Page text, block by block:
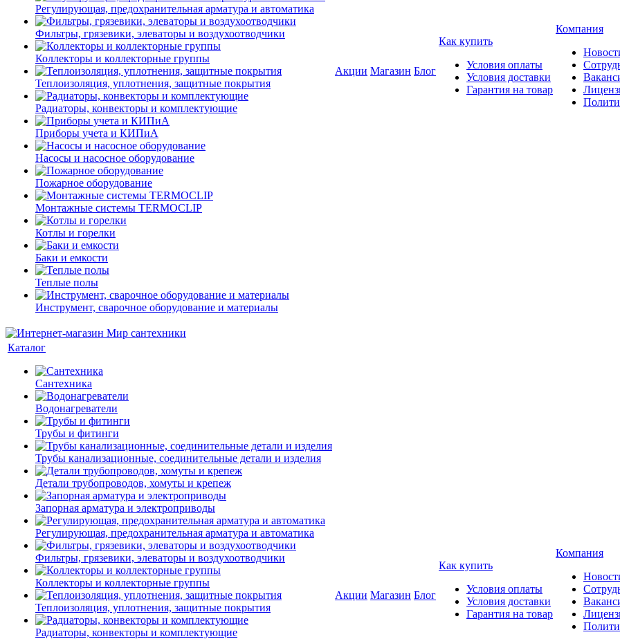
Регулирующая, предохранительная арматура и автоматика
Фильтры, грязевики, элеваторы и воздухоотводчики
Коллекторы и коллекторные группы
Теплоизоляция, уплотнения, защитные покрытия
Радиаторы, конвекторы и комплектующие
Приборы учета и КИПиА
Насосы и насосное оборудование
Пожарное оборудование
Монтажные системы TERMOCLIP
Котлы и горелки
Баки и емкости
Теплые полы
Инструмент, сварочное оборудование и материалы
Акции Магазин Блог
Как купить
Условия оплаты
Условия доставки
Гарантия на товар
Компания
Каталог
Сантехника
Водонагреватели
Трубы и фитинги
Трубы канализационные, соединительные детали и изделия
Детали трубопроводов, хомуты и крепеж
Запорная арматура и электроприводы
Регулирующая, предохранительная арматура и автоматика
Фильтры, грязевики, элеваторы и воздухоотводчики
Коллекторы и коллекторные группы
Теплоизоляция, уплотнения, защитные покрытия
Радиаторы, конвекторы и комплектующие
Акции Магазин Блог
Как купить
Условия оплаты
Условия доставки
Гарантия на товар
Компания